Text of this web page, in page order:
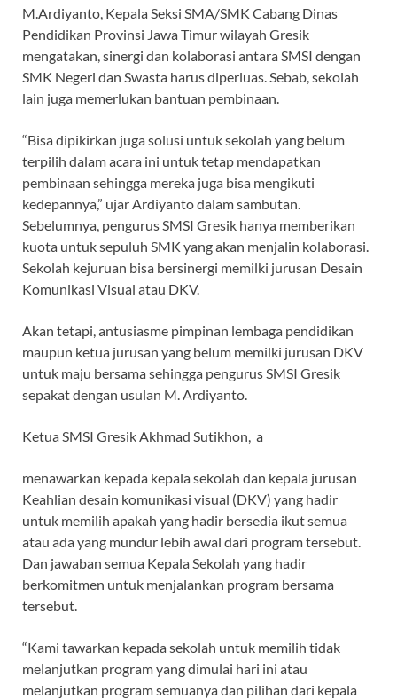
M.Ardiyanto, Kepala Seksi SMA/SMK Cabang Dinas
Pendidikan Provinsi Jawa Timur wilayah Gresik
mengatakan, sinergi dan kolaborasi antara SMSI dengan
SMK Negeri dan Swasta harus diperluas. Sebab, sekolah
lain juga memerlukan bantuan pembinaan.
“Bisa dipikirkan juga solusi untuk sekolah yang belum
terpilih dalam acara ini untuk tetap mendapatkan
pembinaan sehingga mereka juga bisa mengikuti
kedepannya,” ujar Ardiyanto dalam sambutan.
Sebelumnya, pengurus SMSI Gresik hanya memberikan
kuota untuk sepuluh SMK yang akan menjalin kolaborasi.
Sekolah kejuruan bisa bersinergi memilki jurusan Desain
Komunikasi Visual atau DKV.
Akan tetapi, antusiasme pimpinan lembaga pendidikan
maupun ketua jurusan yang belum memilki jurusan DKV
untuk maju bersama sehingga pengurus SMSI Gresik
sepakat dengan usulan M. Ardiyanto.
Ketua SMSI Gresik Akhmad Sutikhon, a
menawarkan kepada kepala sekolah dan kepala jurusan
Keahlian desain komunikasi visual (DKV) yang hadir
untuk memilih apakah yang hadir bersedia ikut semua
atau ada yang mundur lebih awal dari program tersebut.
Dan jawaban semua Kepala Sekolah yang hadir
berkomitmen untuk menjalankan program bersama
tersebut.
“Kami tawarkan kepada sekolah untuk memilih tidak
melanjutkan program yang dimulai hari ini atau
melanjutkan program semuanya dan pilihan dari kepala